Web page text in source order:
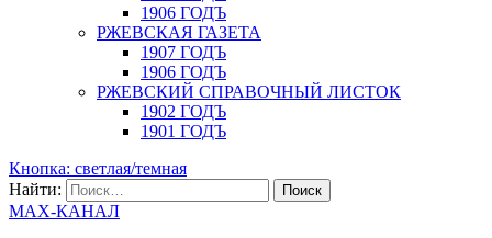
1906 ГОДЪ
РЖЕВСКАЯ ГАЗЕТА
1907 ГОДЪ
1906 ГОДЪ
РЖЕВСКИЙ СПРАВОЧНЫЙ ЛИСТОК
1902 ГОДЪ
1901 ГОДЪ
Кнопка: светлая/темная
Найти:
MAX-КАНАЛ